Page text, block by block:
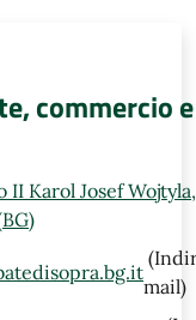
commercio e
II Karol Josef
mail)